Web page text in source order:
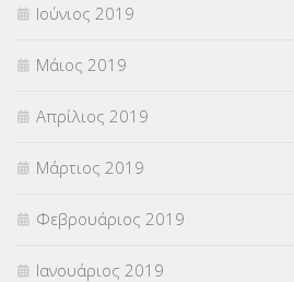
Ιούνιος 2019
Μάιος 2019
Απρίλιος 2019
Μάρτιος 2019
Φεβρουάριος 2019
Ιανουάριος 2019